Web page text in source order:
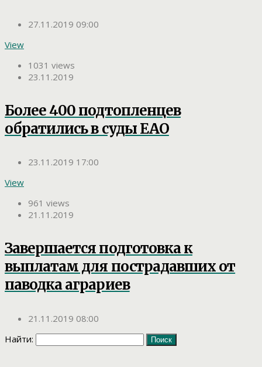
27.11.2019 09:00
View
1031 views
23.11.2019
Более 400 подтопленцев
обратились в суды ЕАО
23.11.2019 17:00
View
961 views
21.11.2019
Завершается подготовка к
выплатам для пострадавших от
паводка аграриев
21.11.2019 08:00
Найти: